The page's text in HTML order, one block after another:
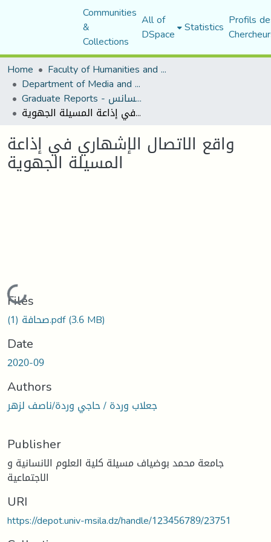
Communities
&
Collections
All of
DSpace Statistics Profils
Home
Faculty of Humanities and Social Sciences
Department of Media and Communication Studies
Graduate Reports - تقارير الليسانس
واقع الاتصال الإشهاري في إذاعة المسيلة الجهوية
واقع الاتصال الإشهاري في إذاعة
المسيلة الجهوية
Loading...
Files
صحافة (1).pdf(3.6 MB)
Date
2020-09
Authors
جعلاب وردة / حاجي وردة/ناصف لزهر
Publisher
جامعة محمد بوضياف مسيلة كلية العلوم الانسانية و
الاجتماعية
URI
https://depot.univ-msila.dz/handle/123456789/23751